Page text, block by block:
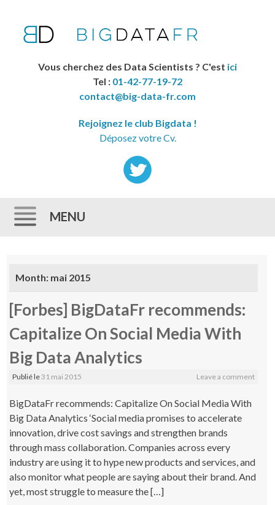
Vous cherchez des Data Scientists ? C'est ici
Tel : 01-42-77-19-72
contact@big-data-fr.com
Rejoignez le club Bigdata !
Déposez votre Cv.
MENU
Month: mai 2015
[Forbes] BigDataFr recommends:
Capitalize On Social Media With
Big Data Analytics
Publié le31 mai 2015 Leave a comment
BigDataFr recommends: Capitalize On Social Media With
Big Data Analytics ‘Social media promises to accelerate
innovation, drive cost savings and strengthen brands
through mass collaboration. Companies across every
industry are using it to hype new products and services, and
also monitor what people are saying about their brand. And
yet, most struggle to measure the […]